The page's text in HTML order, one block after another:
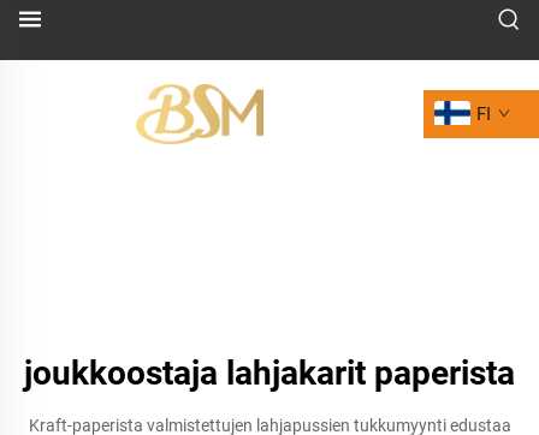
FI
joukkoostaja lahjakarit paperista
Kraft-paperista valmistettujen lahjapussien tukkumyynti edustaa